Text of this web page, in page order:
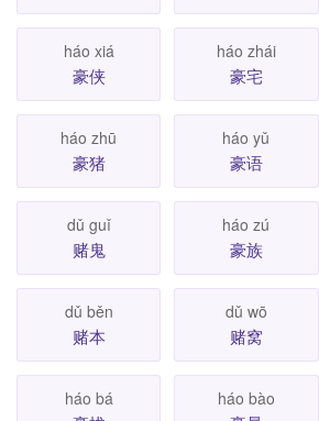
háo xiá
豪侠
háo zhái
豪宅
háo zhū
豪猪
háo yǔ
豪语
dǔ guǐ
赌鬼
háo zú
豪族
dǔ běn
赌本
dǔ wō
赌窝
háo bá háo bào